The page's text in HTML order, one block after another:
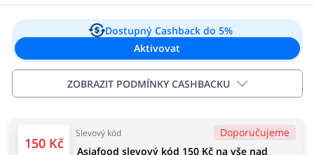
Šperky a hodinky Potraviny
Pro děti Dům, interiér a zahrada
Přihlásit se
Registrovat
Dostupný Cashback do 5%
Aktivovat
ZOBRAZIT PODMÍNKY CASHBACKU
Cashback se objeví na vašem účtu od 2 hodin do 72
hodin od data podání objednávky. Nevztahuje se na
150 Kč
Slevový kód Doporučujeme
Asiafood slevový kód 150 Kč na vše nad